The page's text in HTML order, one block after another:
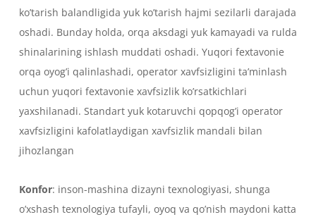
ko’tarish balandligida yuk ko’tarish hajmi sezilarli darajada
oshadi. Bunday holda, orqa aksdagi yuk kamayadi va rulda
shinalarining ishlash muddati oshadi. Yuqori fextavonie
orqa oyog’i qalinlashadi, operator xavfsizligini ta’minlash
uchun yuqori fextavonie xavfsizlik ko’rsatkichlari
yaxshilanadi. Standart yuk kotaruvchi qopqog’i operator
xavfsizligini kafolatlaydigan xavfsizlik mandali bilan
jihozlangan
Konfor: inson-mashina dizayni texnologiyasi, shunga
o’xshash texnologiya tufayli, oyoq va qo’nish maydoni katta